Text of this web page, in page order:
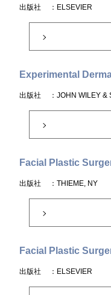
出版社 ：ELSEVIER
Experimental
出版社 ：JOHN WILEY &
Facial Plastic
出版社 ：THIEME, NY
Facial Plastic
出版社 ：ELSEVIER